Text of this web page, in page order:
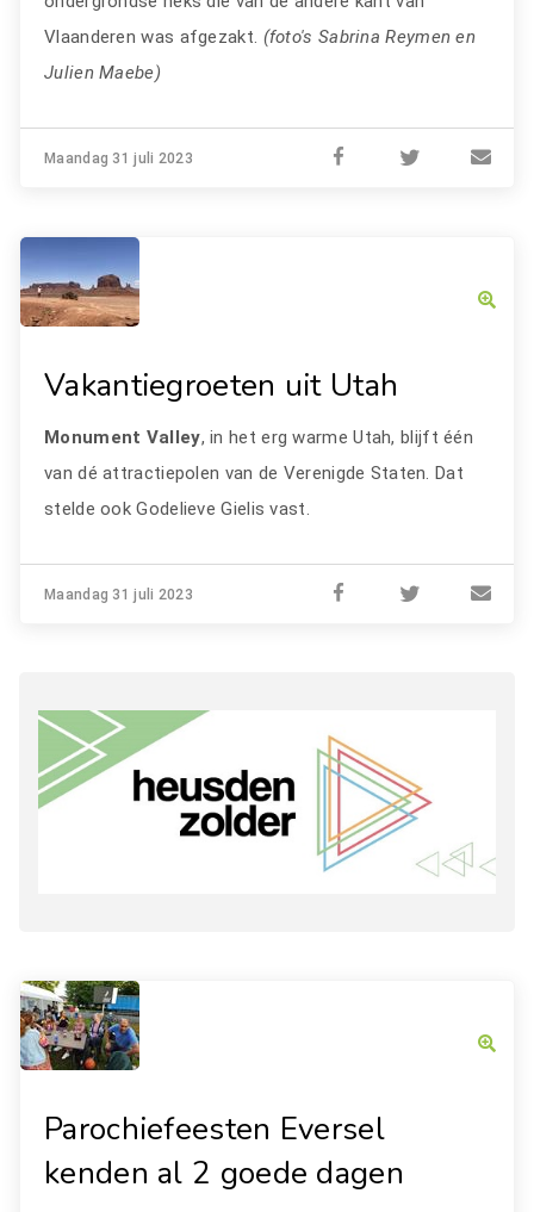
Vlaanderen was afgezakt. (foto's Sabrina Reymen en
Julien Maebe)
Maandag 31 juli 2023
Vakantiegroeten uit Utah
Monument Valley, in het erg warme Utah, blijft één
van dé attractiepolen van de Verenigde Staten. Dat
stelde ook Godelieve Gielis vast.
Maandag 31 juli 2023
Parochiefeesten Eversel
kenden al 2 goede dagen